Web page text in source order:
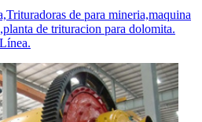
de para mineria,maquina
de trituracion para dolomita.